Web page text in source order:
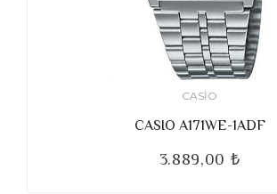
CASIO
CASIO A171WE-1ADF
3.889,00 ₺